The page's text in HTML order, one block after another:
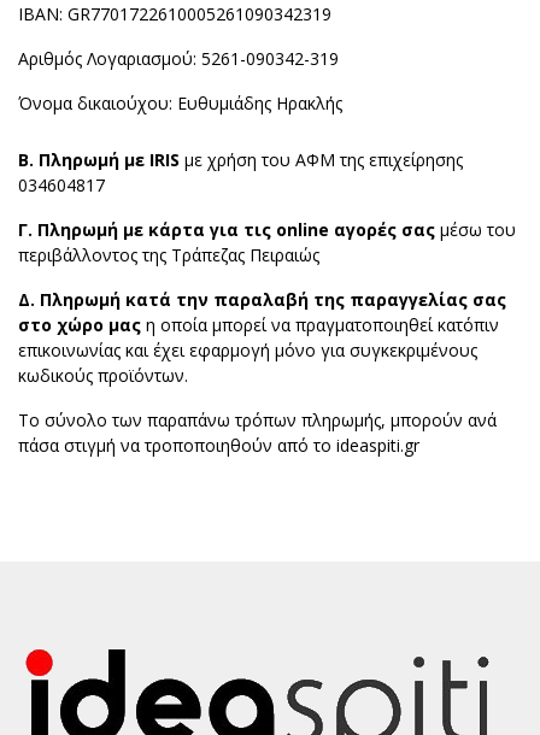
IBAN: GR7701722610005261090342319
Αριθμός Λογαριασμού: 5261-090342-319
Όνομα δικαιούχου: Ευθυμιάδης Ηρακλής
Β. Πληρωμή με IRIS με χρήση του ΑΦΜ της επιχείρησης
034604817
Γ. Πληρωμή με κάρτα για τις online αγορές σας μέσω του
περιβάλλοντος της Τράπεζας Πειραιώς
Δ. Πληρωμή κατά την παραλαβή της παραγγελίας σας
στο χώρο μας η οποία μπορεί να πραγματοποιηθεί κατόπιν
επικοινωνίας και έχει εφαρμογή μόνο για συγκεκριμένους
κωδικούς προϊόντων.
Το σύνολο των παραπάνω τρόπων πληρωμής, μπορούν ανά
πάσα στιγμή να τροποποιηθούν από το ideaspiti.gr